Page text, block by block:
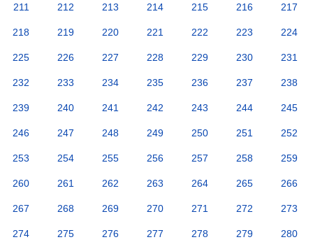
211 212 213 214 215 216 217
218 219 220 221 222 223 224
225 226 227 228 229 230 231
232 233 234 235 236 237 238
239 240 241 242 243 244 245
246 247 248 249 250 251 252
253 254 255 256 257 258 259
260 261 262 263 264 265 266
267 268 269 270 271 272 273
274 275 276 277 278 279 280